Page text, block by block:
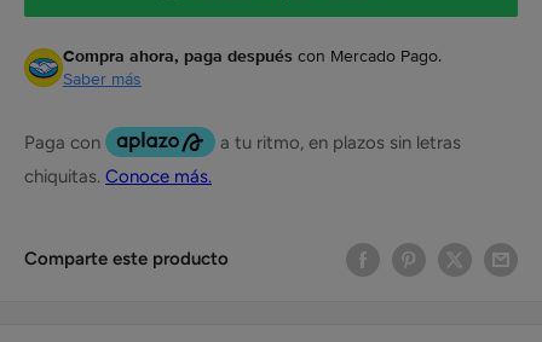
Compra ahora, paga después con Mercado Pago.
Saber más
Comparte este producto